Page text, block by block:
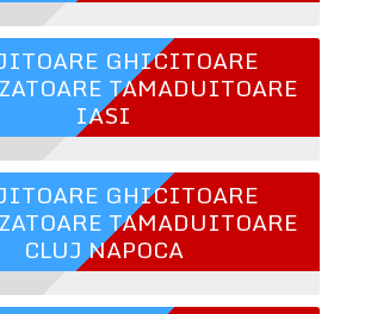
GHICITOARE
TAMADUITOARE
IASI
GHICITOARE
TAMADUITOARE
CLUJ NAPOCA